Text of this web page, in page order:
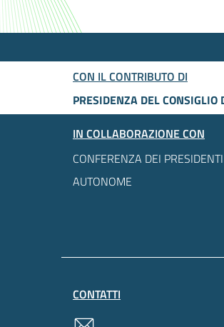
CON IL CONTRIBUTO DI
PRESIDENZA DEL
IN COLLABORAZIONE CON
CONFERENZA DEI
AUTONOME
CONTATTI